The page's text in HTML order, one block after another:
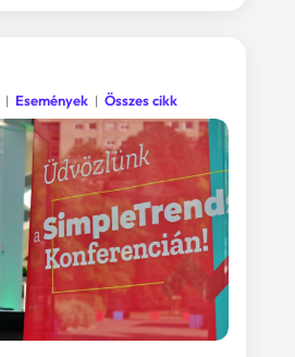
Események Összes cikk